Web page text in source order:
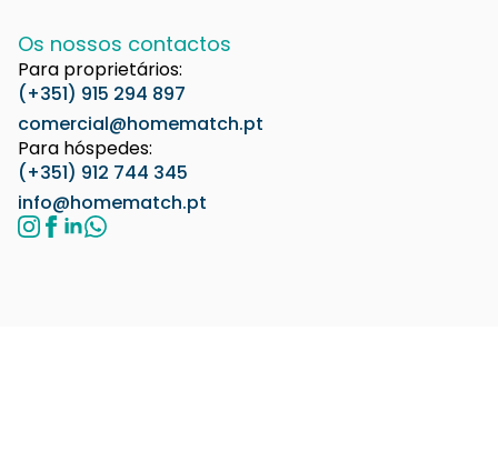
Os nossos contactos
Para proprietários:
(+351) 915 294 897
comercial@homematch.pt
Para hóspedes:
(+351) 912 744 345
info@homematch.pt